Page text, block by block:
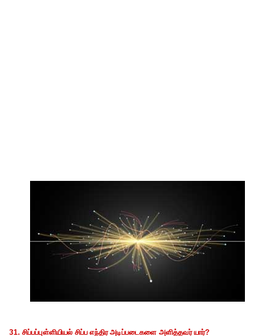
31. சிப்பப்புள்ளியியல் சிப்ப எந்திர அடிப்படைகளை அளித்தவர் யார்?